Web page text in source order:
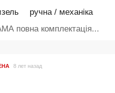
ручна / механіка
повна комплектація...
8 лет назад